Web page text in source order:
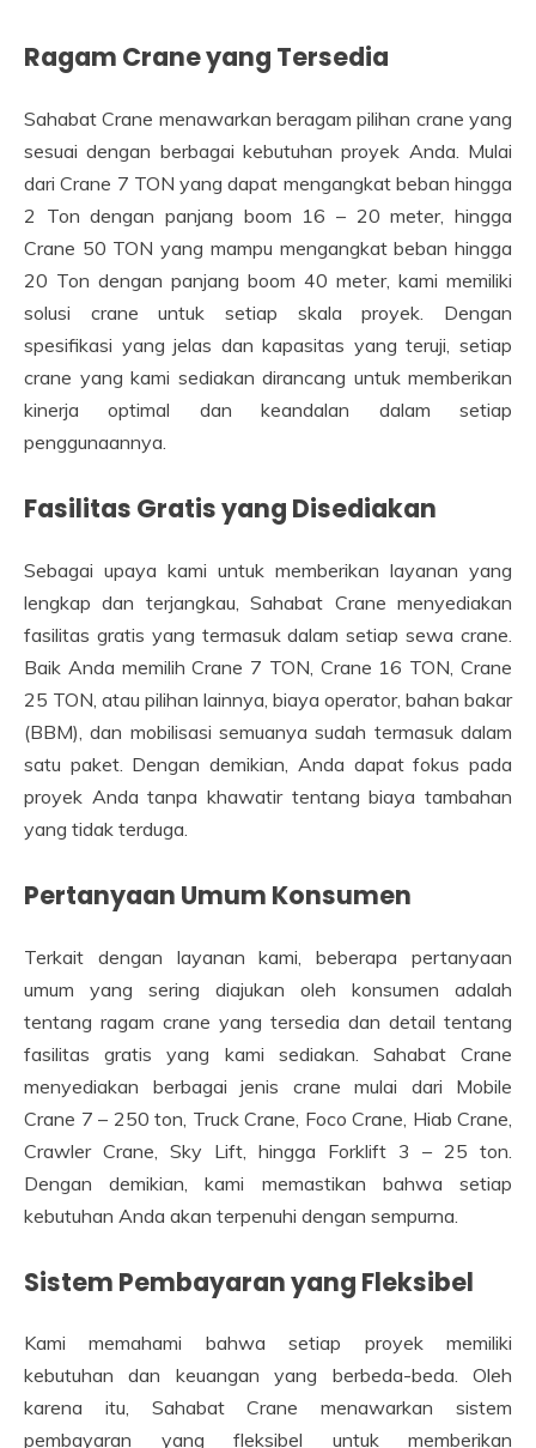
Ragam Crane yang Tersedia
Sahabat Crane menawarkan beragam pilihan crane yang
sesuai dengan berbagai kebutuhan proyek Anda. Mulai
dari Crane 7 TON yang dapat mengangkat beban hingga
2 Ton dengan panjang boom 16 – 20 meter, hingga
Crane 50 TON yang mampu mengangkat beban hingga
20 Ton dengan panjang boom 40 meter, kami memiliki
solusi crane untuk setiap skala proyek. Dengan
spesifikasi yang jelas dan kapasitas yang teruji, setiap
crane yang kami sediakan dirancang untuk memberikan
kinerja optimal dan keandalan dalam setiap
penggunaannya.
Fasilitas Gratis yang Disediakan
Sebagai upaya kami untuk memberikan layanan yang
lengkap dan terjangkau, Sahabat Crane menyediakan
fasilitas gratis yang termasuk dalam setiap sewa crane.
Baik Anda memilih Crane 7 TON, Crane 16 TON, Crane
25 TON, atau pilihan lainnya, biaya operator, bahan bakar
(BBM), dan mobilisasi semuanya sudah termasuk dalam
satu paket. Dengan demikian, Anda dapat fokus pada
proyek Anda tanpa khawatir tentang biaya tambahan
yang tidak terduga.
Pertanyaan Umum Konsumen
Terkait dengan layanan kami, beberapa pertanyaan
umum yang sering diajukan oleh konsumen adalah
tentang ragam crane yang tersedia dan detail tentang
fasilitas gratis yang kami sediakan. Sahabat Crane
menyediakan berbagai jenis crane mulai dari Mobile
Crane 7 – 250 ton, Truck Crane, Foco Crane, Hiab Crane,
Crawler Crane, Sky Lift, hingga Forklift 3 – 25 ton.
Dengan demikian, kami memastikan bahwa setiap
kebutuhan Anda akan terpenuhi dengan sempurna.
Sistem Pembayaran yang Fleksibel
Kami memahami bahwa setiap proyek memiliki
kebutuhan dan keuangan yang berbeda-beda. Oleh
karena itu, Sahabat Crane menawarkan sistem
pembayaran yang fleksibel untuk memberikan